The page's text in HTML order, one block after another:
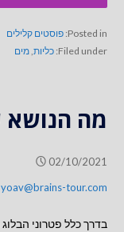
Posted in: פוסטים קלילים
Filed under: כליות,מים
מה הנושא
02/10/2021
yoav@brains-tour.com
בדרך כלל פטרוני